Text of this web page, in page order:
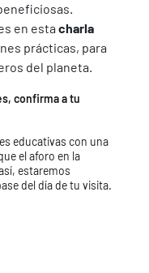
en estacharla
prácticas, para
del planeta.
confirma a tu
educativas con una
el aforo en la
estaremos
del día de tu visita.